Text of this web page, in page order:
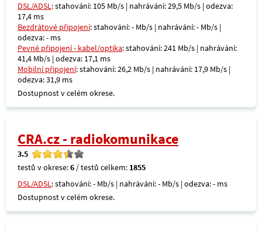
DSL/ADSL: stahování: 105 Mb/s | nahrávání: 29,5 Mb/s | odezva:
17,4 ms
Bezdrátové připojení: stahování: - Mb/s | nahrávání: - Mb/s |
odezva: - ms
Pevné připojení - kabel/optika: stahování: 241 Mb/s | nahrávání:
41,4 Mb/s | odezva: 17,1 ms
Mobilní připojení: stahování: 26,2 Mb/s | nahrávání: 17,9 Mb/s |
odezva: 31,9 ms
Dostupnost v celém okrese.
CRA.cz - radiokomunikace
3.5
testů v okrese:6 / testů celkem: 1855
DSL/ADSL: stahování: - Mb/s | nahrávání: - Mb/s | odezva: - ms
Dostupnost v celém okrese.